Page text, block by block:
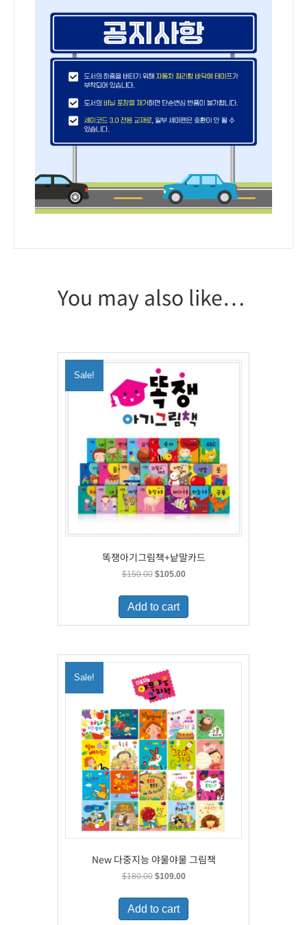
You may also like…
Sale!
똑쟁아기그림책+낱말카드
$150.00 Original
was:
$150.00.
$105.00Current
is:
Add to cart
Sale!
New 다중지능 야물야물 그림책
$180.00 Original
was:
$180.00.
$109.00Current
is:
Add to cart